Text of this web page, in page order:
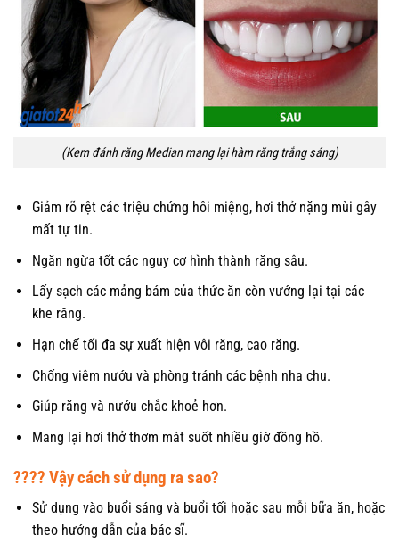
(Kem đánh răng Median mang lại hàm răng trắng sáng)
Giảm rõ rệt các triệu chứng hôi miệng, hơi thở nặng mùi gây
mất tự tin.
Ngăn ngừa tốt các nguy cơ hình thành răng sâu.
Lấy sạch các mảng bám của thức ăn còn vướng lại tại các
khe răng.
Hạn chế tối đa sự xuất hiện vôi răng, cao răng.
Chống viêm nướu và phòng tránh các bệnh nha chu.
Giúp răng và nướu chắc khoẻ hơn.
Mang lại hơi thở thơm mát suốt nhiều giờ đồng hồ.
???? Vậy cách sử dụng ra sao?
Sử dụng vào buổi sáng và buổi tối hoặc sau mỗi bữa ăn, hoặc
theo hướng dẫn của bác sĩ.